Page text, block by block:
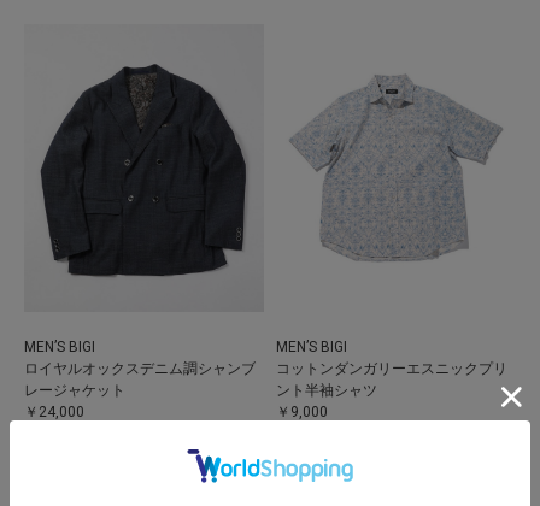
MEN’S BIGI
ロイヤルオックスデニム調シャンブ
レージャケット
￥24,000
MEN’S BIGI
コットンダンガリーエスニックプリ
ント半袖シャツ
￥9,000